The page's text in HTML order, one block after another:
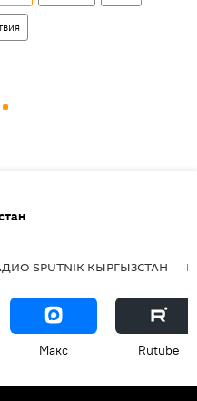
SPUTNIK КЫРГЫЗСТАН
Макс Rutube